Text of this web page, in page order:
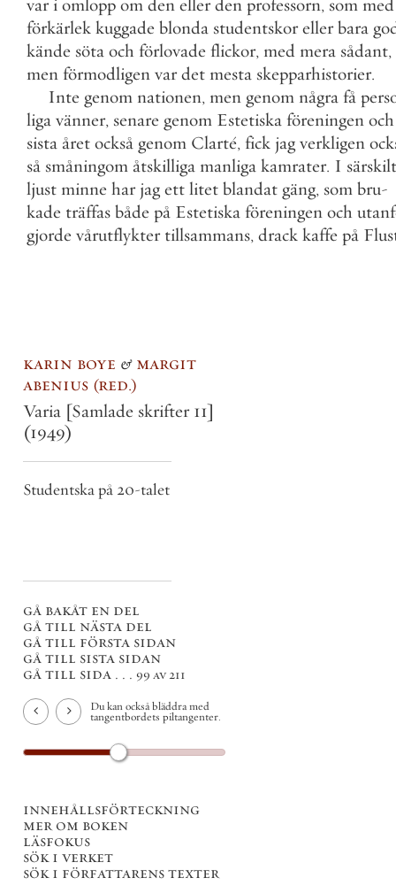
var i omlopp om den eller den professorn, som med
förkärlek kuggade blonda studentskor eller bara
kände söta och förlovade flickor, med mera sådant,
men förmodligen var det mesta skepparhistorier.
Inte genom nationen, men genom några få
liga vänner, senare genom Estetiska föreningen och
sista året också genom Clarté, fick jag verkligen
så småningom åtskilliga manliga kamrater. I särskilt
ljust minne har jag ett litet blandat gäng, som bru-
kade träffas både på Estetiska föreningen och
gjorde vårutflykter tillsammans, drack kaffe på
karin boye & margit
abenius red.
Varia [Samlade skrifter 11]
(1949)
Studentska på 20-talet
gå bakåt en del
gå till nästa del
gå till första sidan
gå till sista sidan
gå till sida . . . 99 av 211
Du kan också bläddra med
tangentbordets piltangenter.
innehållsförteckning
mer om boken
läsfokus
sök i verket
sök i författarens texter